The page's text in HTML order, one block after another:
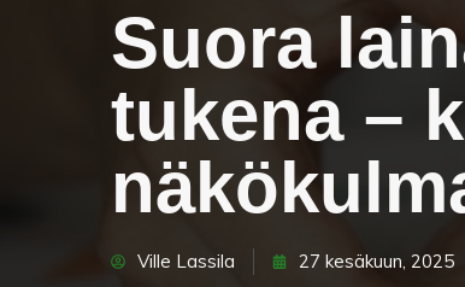
Suora
tukena –
Ville Lassila 27 kesäkuun, 2025